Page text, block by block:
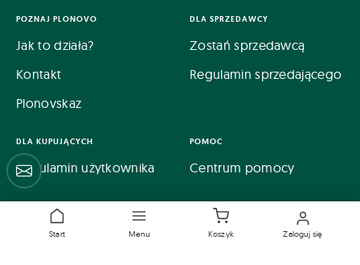
Start Menu Koszyk Zaloguj się
POZNAJ PLONOVO
Jak to działa?
Kontakt
Plonovskaz
DLA SPRZEDAWCY
Zostań sprzedawcą
Regulamin sprzedającego
DLA KUPUJĄCYCH
Regulamin użytkownika
POMOC
Centrum pomocy
Centrum pomocy